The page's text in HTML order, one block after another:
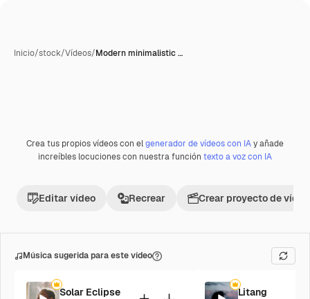
Inicio/stock/Vídeos/Modern minimalistic …
Premium
Crea tus propios vídeos con elgenerador de vídeos con IAy añade
increíbles locuciones con nuestra función texto a voz con IA
Editar vídeo Recrear Crear proyecto de vídeo
Música sugerida para este vídeo
Solar Eclipse Litang